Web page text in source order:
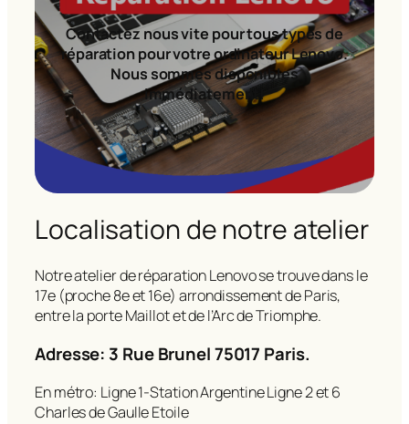
Contactez nous vite pour tous types de
réparation pour votre ordinateur Lenovo.
Nous sommes disponibles
immédiatement!
Localisation de notre atelier
Notre atelier de réparation Lenovo se trouve dans le
17e (proche 8e et 16e) arrondissement de Paris,
entre la porte Maillot et de l’Arc de Triomphe.
Adresse: 3 Rue Brunel 75017 Paris.
En métro: Ligne 1-Station Argentine Ligne 2 et 6
Charles de Gaulle Etoile